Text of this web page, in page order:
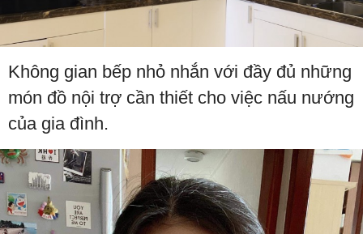
Không gian bếp nhỏ nhắn với đầy đủ những
món đồ nội trợ cần thiết cho việc nấu nướng
của gia đình.